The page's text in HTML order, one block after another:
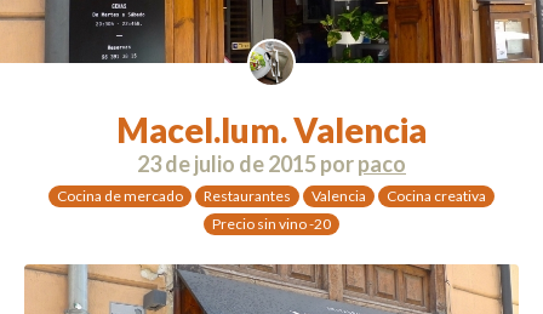
Macel.lum. Valencia
23 de julio de 2015porpaco
Cocina de mercado Restaurantes Valencia
Cocina creativa
Precio sin vino -20